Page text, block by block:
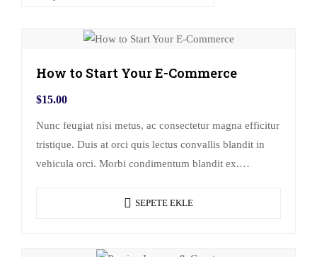
How to Start Your E-Commerce
$15.00
Nunc feugiat nisi metus, ac consectetur magna efficitur
tristique. Duis at orci quis lectus convallis blandit in
vehicula orci. Morbi condimentum blandit ex.
SEPETE EKLE